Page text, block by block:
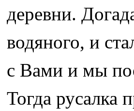
деревни.
водяного, и
с Вами и мы
Тогда